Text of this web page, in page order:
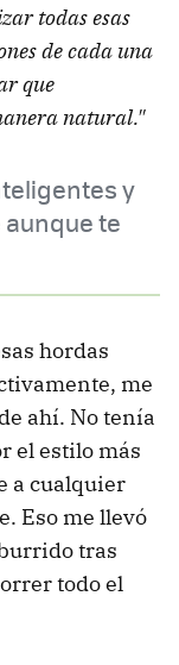
todas esas
de cada una
que
natural."
y
te
hordas
me
ahí. No tenía
el estilo más
a cualquier
Eso me llevó
tras
todo el